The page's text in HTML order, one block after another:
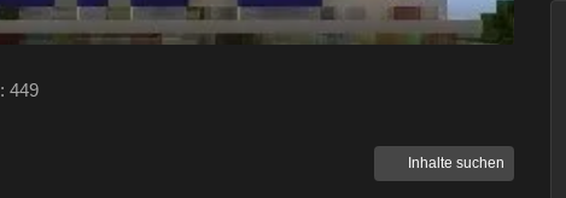
449
Inhalte suchen